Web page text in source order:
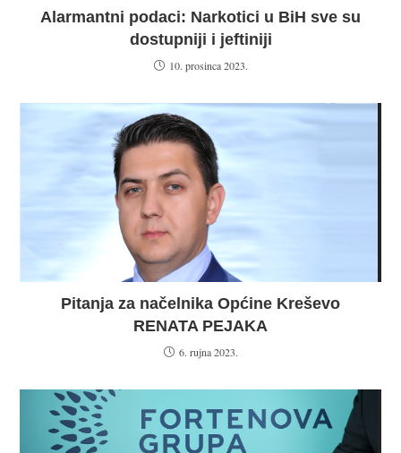
Alarmantni podaci: Narkotici u BiH sve su
dostupniji i jeftiniji
10. prosinca 2023.
Pitanja za načelnika Općine Kreševo
RENATA PEJAKA
6. rujna 2023.